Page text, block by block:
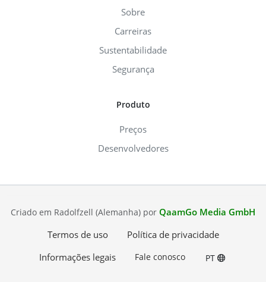
Sobre
Carreiras
Sustentabilidade
Segurança
Produto
Preços
Desenvolvedores
Criado em Radolfzell (Alemanha) por QaamGo Media GmbH
Termos de uso
Política de privacidade
Informações legais
Fale conosco PT